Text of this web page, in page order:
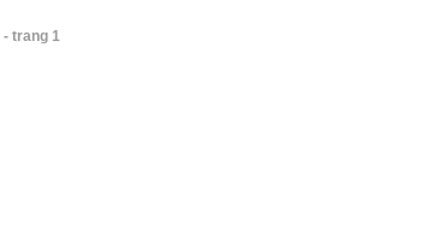
- trang 1